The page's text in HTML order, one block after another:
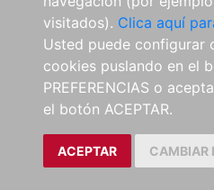
visitados). Clica aquí
Usted puede configurar
cookies puslando en el
PREFERENCIAS o
el botón ACEPTAR.
ACEPTAR CAMBIAR